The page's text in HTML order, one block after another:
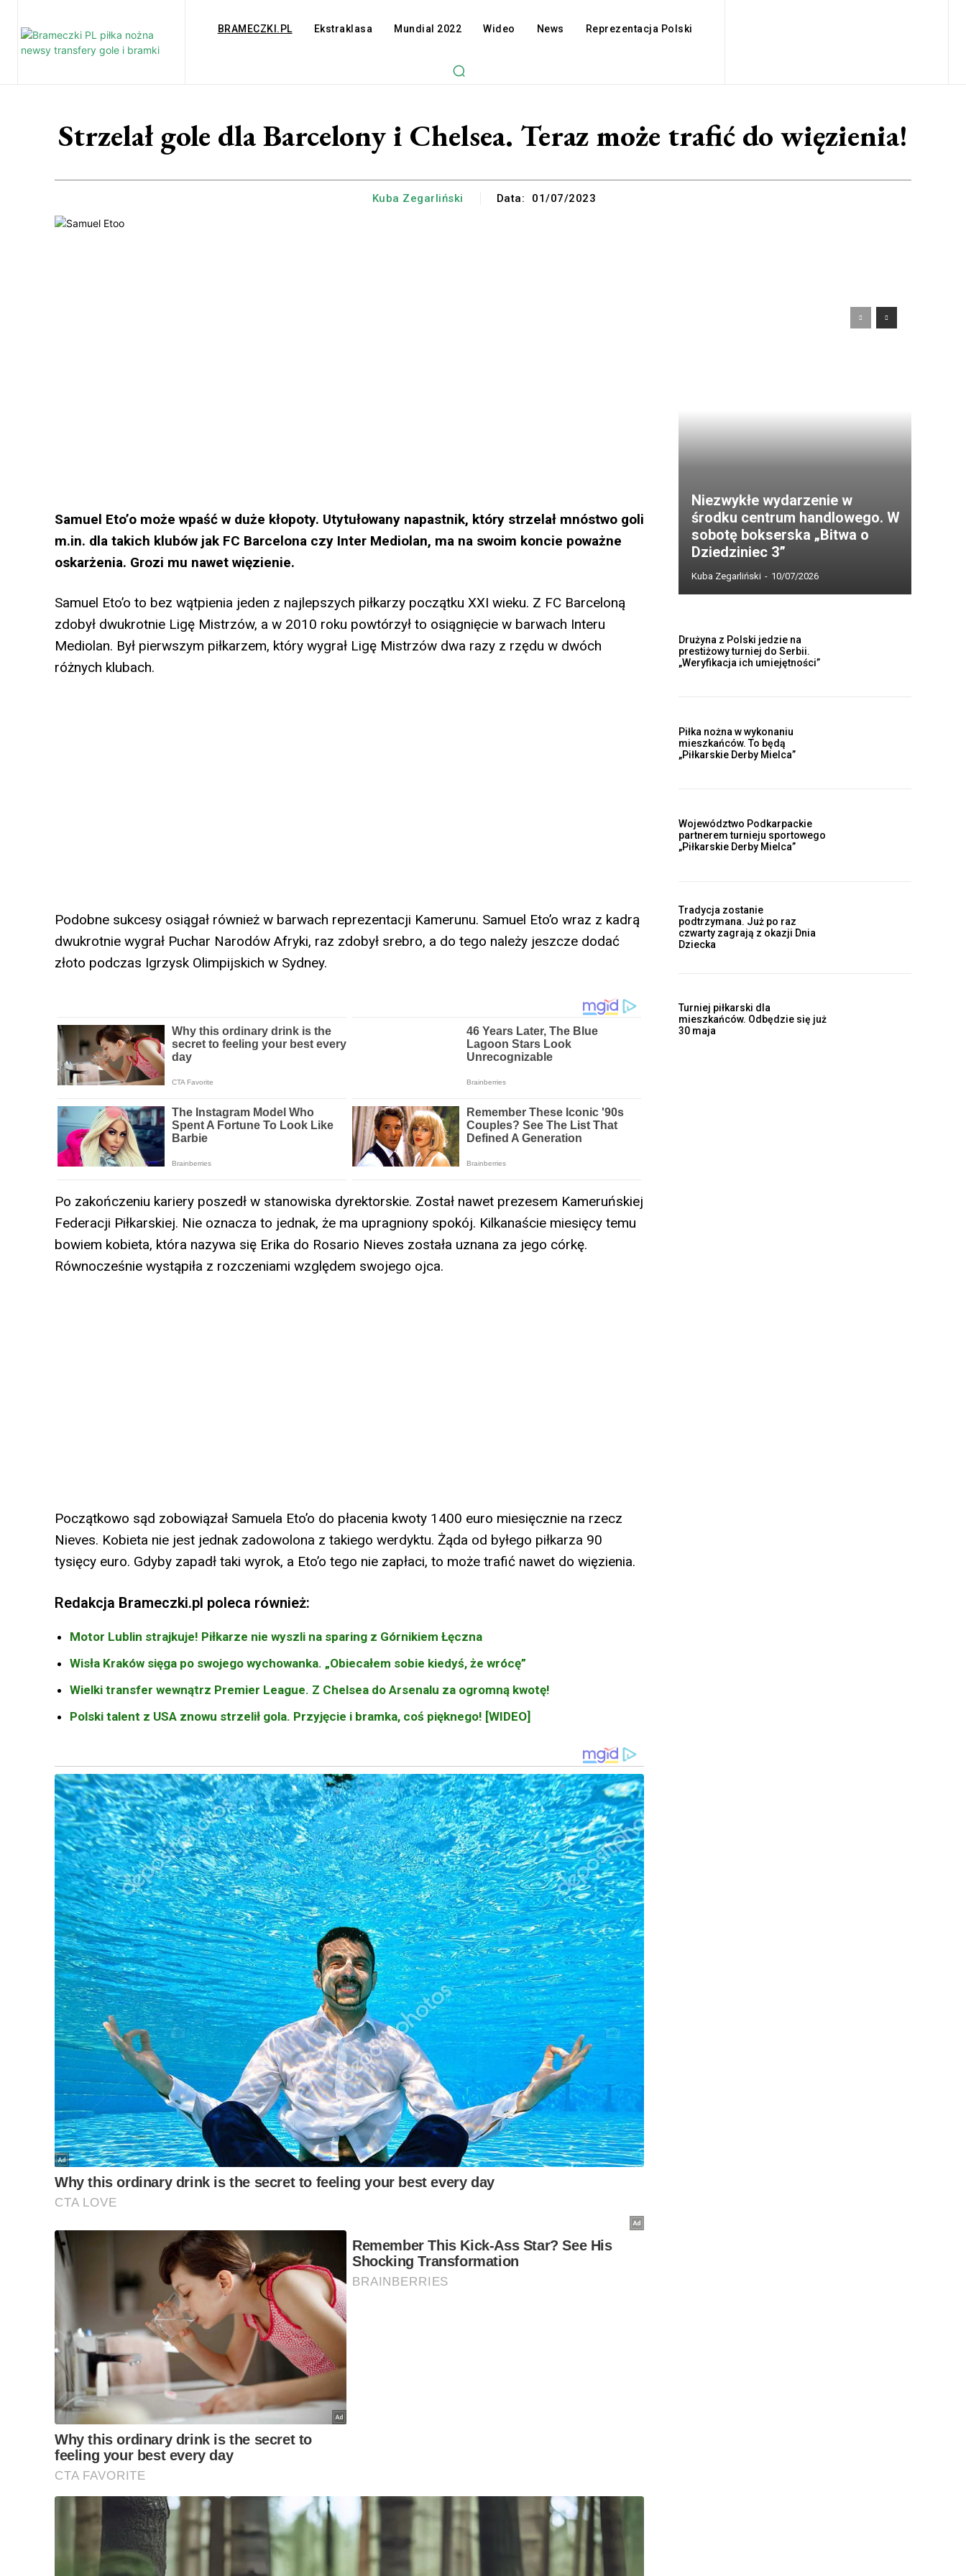
BRAMECZKI.PL Ekstraklasa Mundial 2022 Wideo News Reprezentacja Polski
Strzelał gole dla Barcelony i Chelsea. Teraz może trafić do więzienia!
Kuba Zegarliński Data: 01/07/2023
Samuel Eto’o może wpaść w duże kłopoty. Utytułowany napastnik, który strzelał mnóstwo goli
m.in. dla takich klubów jak FC Barcelona czy Inter Mediolan, ma na swoim koncie poważne
oskarżenia. Grozi mu nawet więzienie.
Samuel Eto’o to bez wątpienia jeden z najlepszych piłkarzy początku XXI wieku. Z FC Barceloną
zdobył dwukrotnie Ligę Mistrzów, a w 2010 roku powtórzył to osiągnięcie w barwach Interu
Mediolan. Był pierwszym piłkarzem, który wygrał Ligę Mistrzów dwa razy z rzędu w dwóch
różnych klubach.
Podobne sukcesy osiągał również w barwach reprezentacji Kamerunu. Samuel Eto’o wraz z kadrą
dwukrotnie wygrał Puchar Narodów Afryki, raz zdobył srebro, a do tego należy jeszcze dodać
złoto podczas Igrzysk Olimpijskich w Sydney.
Po zakończeniu kariery poszedł w stanowiska dyrektorskie. Został nawet prezesem Kameruńskiej
Federacji Piłkarskiej. Nie oznacza to jednak, że ma upragniony spokój. Kilkanaście miesięcy temu
bowiem kobieta, która nazywa się Erika do Rosario Nieves została uznana za jego córkę.
Równocześnie wystąpiła z rozczeniami względem swojego ojca.
Początkowo sąd zobowiązał Samuela Eto’o do płacenia kwoty 1400 euro miesięcznie na rzecz
Nieves. Kobieta nie jest jednak zadowolona z takiego werdyktu. Żąda od byłego piłkarza 90
tysięcy euro. Gdyby zapadł taki wyrok, a Eto’o tego nie zapłaci, to może trafić nawet do więzienia.
Redakcja Brameczki.pl poleca również:
Motor Lublin strajkuje! Piłkarze nie wyszli na sparing z Górnikiem Łęczna
Wisła Kraków sięga po swojego wychowanka. „Obiecałem sobie kiedyś, że wrócę”
Wielki transfer wewnątrz Premier League. Z Chelsea do Arsenalu za ogromną kwotę!
Polski talent z USA znowu strzelił gola. Przyjęcie i bramka, coś pięknego! [WIDEO]
Niezwykłe wydarzenie w
środku centrum handlowego. W
sobotę bokserska „Bitwa o
Dziedziniec 3”
Kuba Zegarliński - 10/07/2026
Drużyna z Polski jedzie na
prestiżowy turniej do Serbii.
„Weryfikacja ich umiejętności”
Piłka nożna w wykonaniu
mieszkańców. To będą
„Piłkarskie Derby Mielca”
Województwo Podkarpackie
partnerem turnieju sportowego
„Piłkarskie Derby Mielca”
Tradycja zostanie
podtrzymana. Już po raz
czwarty zagrają z okazji Dnia
Dziecka
Turniej piłkarski dla
mieszkańców. Odbędzie się już
30 maja